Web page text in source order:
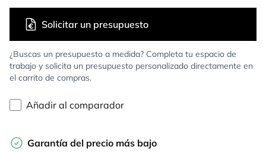
¿Buscas un presupuesto a medida? Completa tu espacio de
trabajo y solicita un presupuesto personalizado directamente en
el carrito de compras.
Solicitar un presupuesto
Añadir al comparador
Garantía del precio más bajo